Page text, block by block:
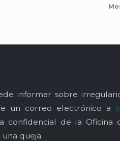
informar sobre
un correo electrónico a
confidencial de la Oficina
queja.